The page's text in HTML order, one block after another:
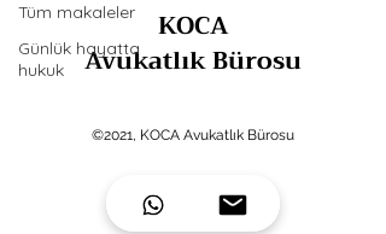
Tüm makaleler
Günlük hayatta
hukuk
KOCA
Avukatlık Bürosu
©2021, KOCA Avukatlık Bürosu